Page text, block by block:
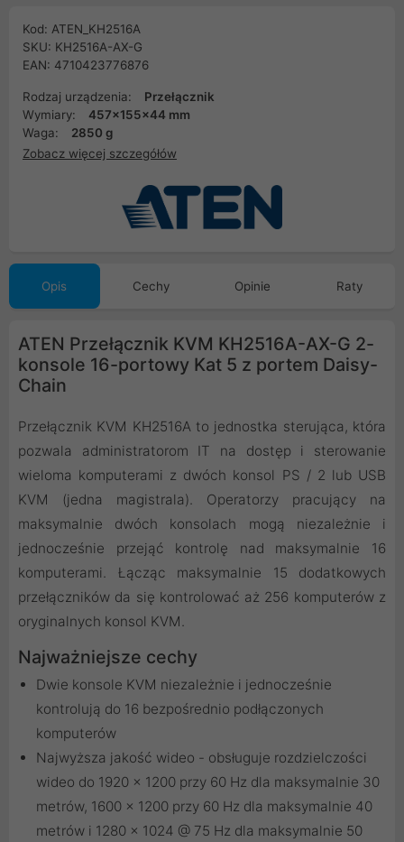
Kod: ATEN_KH2516A
SKU: KH2516A-AX-G
EAN: 4710423776876
Rodzaj urządzenia:
Przełącznik
Wymiary:
457x155x44 mm
Waga:
2850 g
Zobacz więcej szczegółów
Opis Cechy Opinie Raty
ATEN Przełącznik KVM KH2516A-AX-G 2-
konsole 16-portowy Kat 5 z portem Daisy-
Chain
Przełącznik KVM KH2516A to jednostka sterująca, która
pozwala administratorom IT na dostęp i sterowanie
wieloma komputerami z dwóch konsol PS / 2 lub USB
KVM (jedna magistrala). Operatorzy pracujący na
maksymalnie dwóch konsolach mogą niezależnie i
jednocześnie przejąć kontrolę nad maksymalnie 16
komputerami. Łącząc maksymalnie 15 dodatkowych
przełączników da się kontrolować aż 256 komputerów z
oryginalnych konsol KVM.
Najważniejsze cechy
Dwie konsole KVM niezależnie i jednocześnie
kontrolują do 16 bezpośrednio podłączonych
komputerów
Najwyższa jakość wideo - obsługuje rozdzielczości
wideo do 1920 x 1200 przy 60 Hz dla maksymalnie 30
metrów, 1600 x 1200 przy 60 Hz dla maksymalnie 40
metrów i 1280 x 1024 @ 75 Hz dla maksymalnie 50